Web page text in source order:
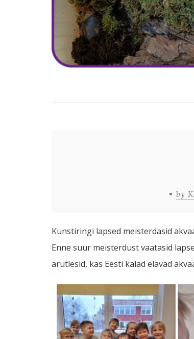
by
Kunstiringi lapsed meisterdasid
Enne suur meisterdust vaatasid
arutlesid, kas Eesti kalad elavad